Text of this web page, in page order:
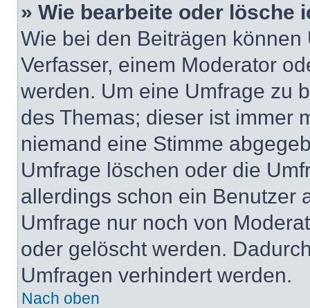
» Wie bearbeite oder lösche
Wie bei den Beiträgen
Verfasser, einem Moderator
werden. Um eine Umfrage zu
des Themas; dieser ist immer
niemand eine Stimme
Umfrage löschen oder die
allerdings schon ein Benutzer
Umfrage nur noch von
oder gelöscht werden.
Umfragen verhindert werden.
Nach oben